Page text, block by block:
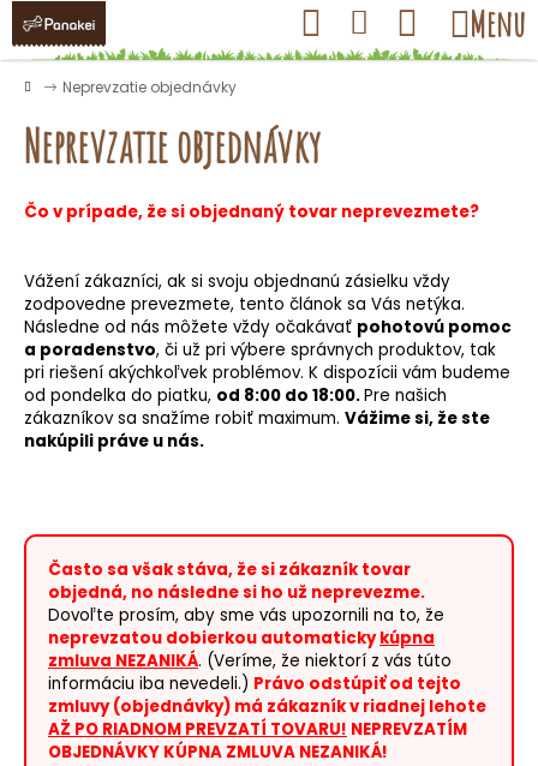
Prejsť
obsah
Hľadať Prihlásenie
Nákupný
košík
Menu
Domov
Neprevzatie objednávky
Neprevzatie objednávky
Čo v prípade, že si objednaný tovar neprevezmete?
Vážení zákazníci, ak si svoju objednanú zásielku vždy
zodpovedne prevezmete, tento článok sa Vás netýka.
Následne od nás môžete vždy očakávať pohotovú pomoc
a poradenstvo, či už pri výbere správnych produktov, tak
pri riešení akýchkoľvek problémov. K dispozícii vám budeme
od pondelka do piatku, od 8:00 do 18:00.Pre našich
zákazníkov sa snažíme robiť maximum. Vážime si, že ste
nakúpili práve u nás.
Často sa však stáva, že si zákazník tovar
objedná, no následne si ho už neprevezme.
Dovoľte prosím, aby sme vás upozornili na to, že
neprevzatou dobierkou automatickykúpna
zmluva NEZANIKÁ. (Veríme, že niektorí z vás túto
informáciu iba nevedeli.) Právo odstúpiť od tejto
zmluvy (objednávky) má zákazník v riadnej lehote
AŽ PO RIADNOM PREVZATÍ TOVARU! NEPREVZATÍM
OBJEDNÁVKY KÚPNA ZMLUVA NEZANIKÁ!
K
o Späť
Späť
Č
p
o
t
r
e
b
e